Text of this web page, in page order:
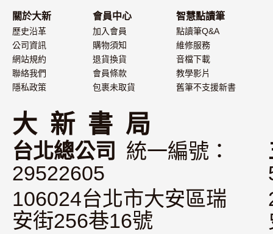
關於大新
歷史沿革
公司資訊
網站規約
聯絡我們
隱私政策
會員中心
加入會員
購物須知
退貨換貨
會員條款
包裹未取貨
智慧點讀筆
點讀筆Q&A
維修服務
音檔下載
教學影片
舊筆不支援新書
大 新 書 局
台北總公司
統一編號：
29522605
106024台北市大安區瑞
安街256巷16號